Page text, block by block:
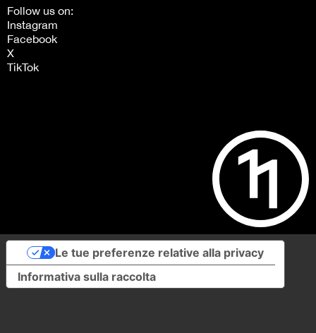
Follow us on:
Instagram
Facebook
X
TikTok
Informativa sulla raccolta
Le tue preferenze relative alla privacy